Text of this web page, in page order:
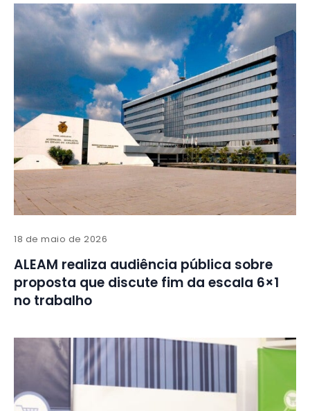
18 de maio de 2026
ALEAM realiza audiência pública sobre
proposta que discute fim da escala 6×1
no trabalho